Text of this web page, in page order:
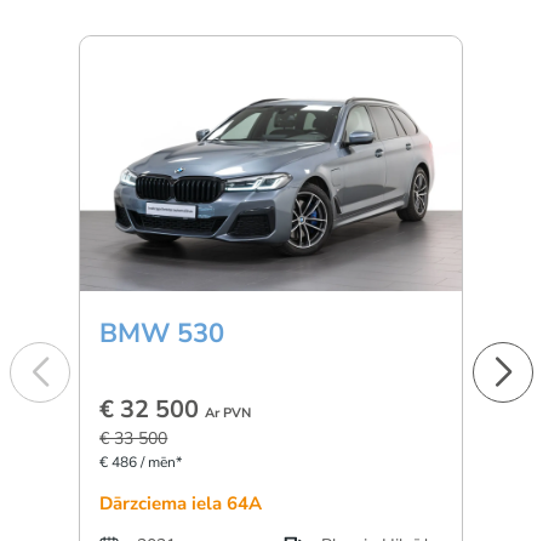
BMW 530
€ 32 500Ar PVN
€ 33 500
€ 486 / mēn*
Dārzciema iela 64A
€